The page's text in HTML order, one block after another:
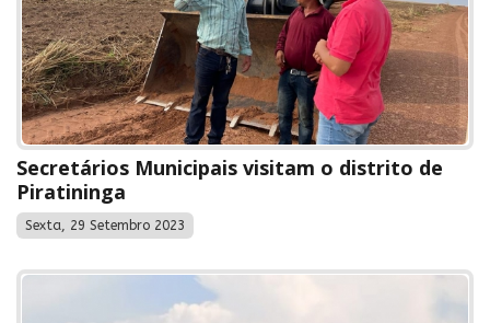
Secretários Municipais visitam o distrito de
Piratininga
Sexta, 29 Setembro 2023